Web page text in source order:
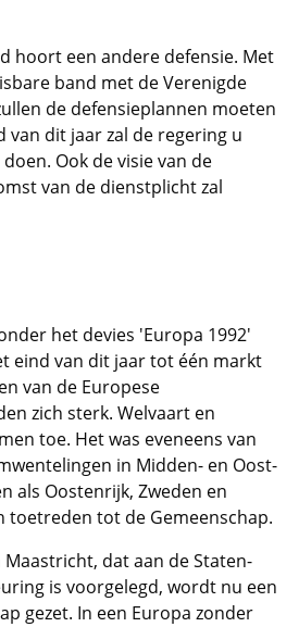
hoort een andere defensie. Met
band met de Verenigde
de defensieplannen moeten
van dit jaar zal de regering u
Ook de visie van de
van de dienstplicht zal
het devies 'Europa 1992'
eind van dit jaar tot één markt
van de Europese
zich sterk. Welvaart en
toe. Het was eveneens van
in Midden- en Oost-
als Oostenrijk, Zweden en
toetreden tot de Gemeenschap.
dat aan de Staten-
is voorgelegd, wordt nu een
gezet. In een Europa zonder